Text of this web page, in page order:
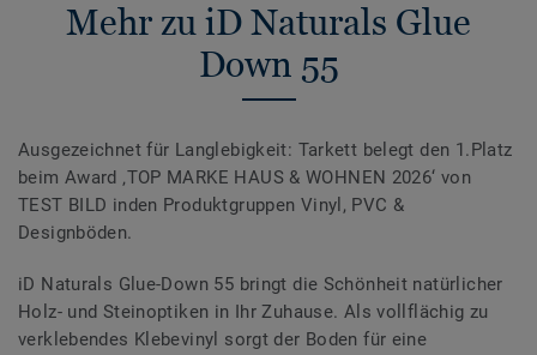
Mehr zu iD Naturals Glue
Down 55
Ausgezeichnet für Langlebigkeit: Tarkett belegt den 1.Platz
beim Award ‚TOP MARKE HAUS & WOHNEN 2026‘ von
TEST BILD inden Produktgruppen Vinyl, PVC &
Designböden.
iD Naturals Glue-Down 55 bringt die Schönheit natürlicher
Holz- und Steinoptiken in Ihr Zuhause. Als vollflächig zu
verklebendes Klebevinyl sorgt der Boden für eine